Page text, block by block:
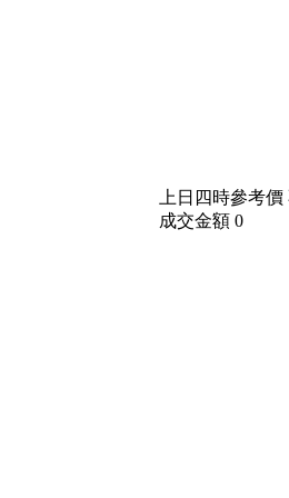
上日四時參考價
成交金額 0